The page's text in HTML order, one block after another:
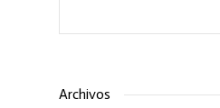
Archivos